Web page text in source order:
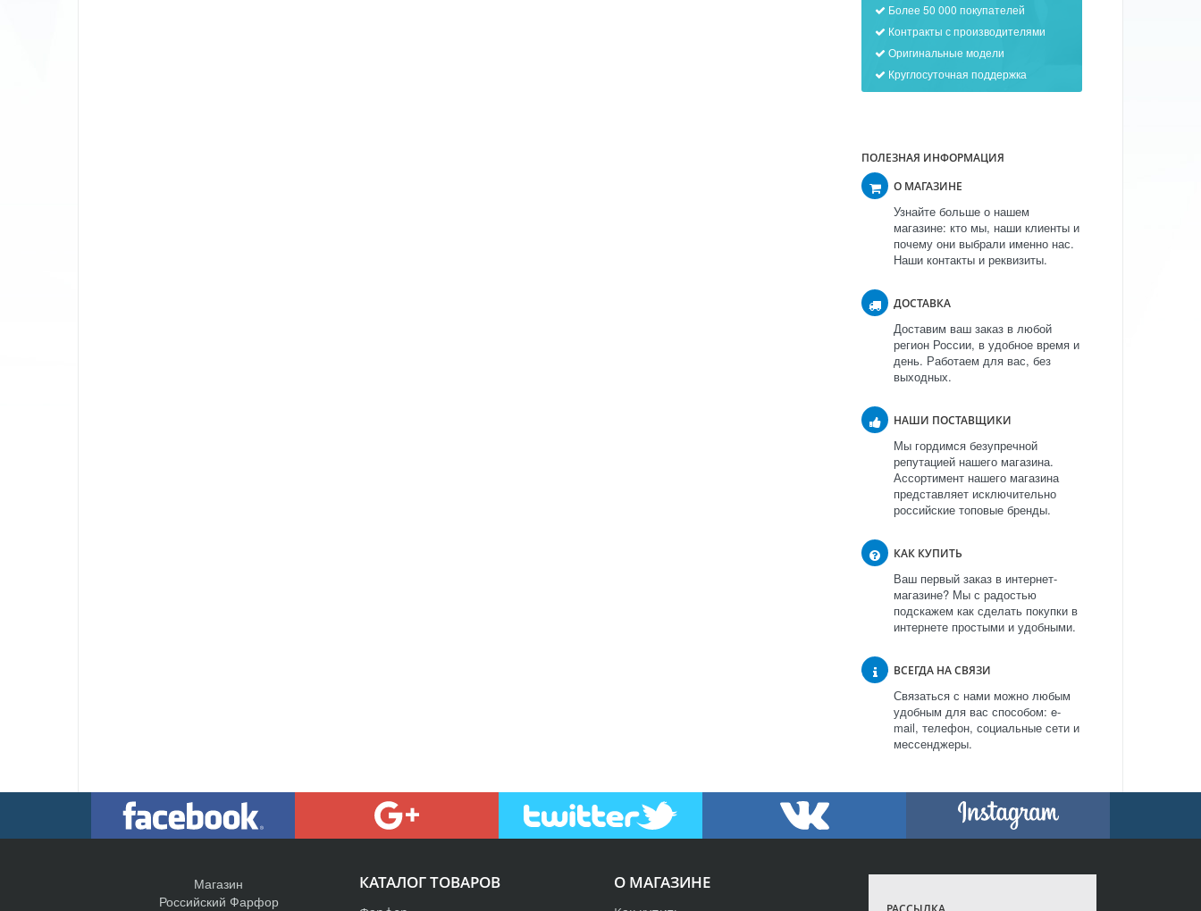
Более 50 000 покупателей
Контракты с производителями
Оригинальные модели
Круглосуточная поддержка
ПОЛЕЗНАЯ ИНФОРМАЦИЯ
О МАГАЗИНЕ
Узнайте больше о нашем
магазине: кто мы, наши клиенты и
почему они выбрали именно нас.
Наши контакты и реквизиты.
ДОСТАВКА
Доставим ваш заказ в любой
регион России, в удобное время и
день. Работаем для вас, без
выходных.
НАШИ ПОСТАВЩИКИ
Мы гордимся безупречной
репутацией нашего магазина.
Ассортимент нашего магазина
представляет исключительно
российские топовые бренды.
КАК КУПИТЬ
Ваш первый заказ в интернет-
магазине? Мы с радостью
подскажем как сделать покупки в
интернете простыми и удобными.
ВСЕГДА НА СВЯЗИ
Связаться с нами можно любым
удобным для вас способом: e-
mail, телефон, социальные сети и
мессенджеры.
О МАГАЗИНЕ
КАТАЛОГ ТОВАРОВ
Магазин
Российский Фарфор